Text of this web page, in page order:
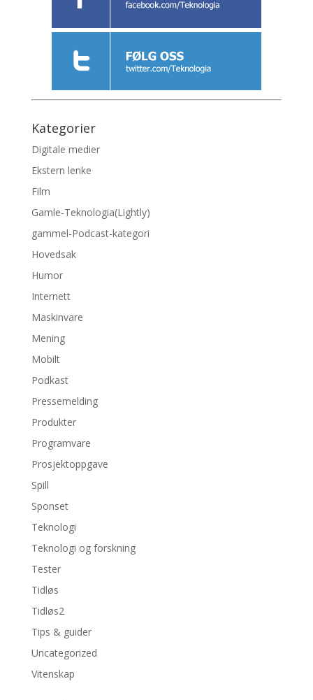
Kategorier
Digitale medier
Ekstern lenke
Film
Gamle-Teknologia(Lightly)
gammel-Podcast-kategori
Hovedsak
Humor
Internett
Maskinvare
Mening
Mobilt
Podkast
Pressemelding
Produkter
Programvare
Prosjektoppgave
Spill
Sponset
Teknologi
Teknologi og forskning
Tester
Tidløs
Tidløs2
Tips & guider
Uncategorized
Vitenskap